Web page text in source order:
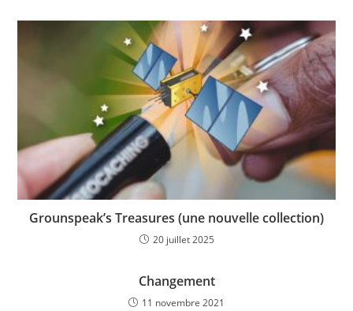
Grounspeak’s Treasures (une nouvelle collection)
20 juillet 2025
Changement
11 novembre 2021